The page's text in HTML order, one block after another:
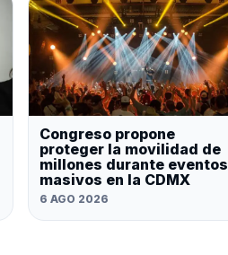
Congreso propone
proteger la movilidad de
millones durante eventos
masivos en la CDMX
6 AGO 2026